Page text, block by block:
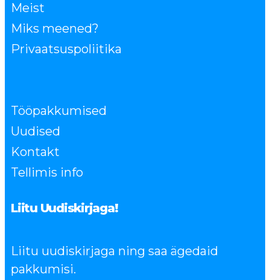
Meist
Miks meened?
Privaatsuspoliitika
Tööpakkumised
Uudised
Kontakt
Tellimis info
Liitu Uudiskirjaga!
Liitu uudiskirjaga ning saa ägedaid
pakkumisi.